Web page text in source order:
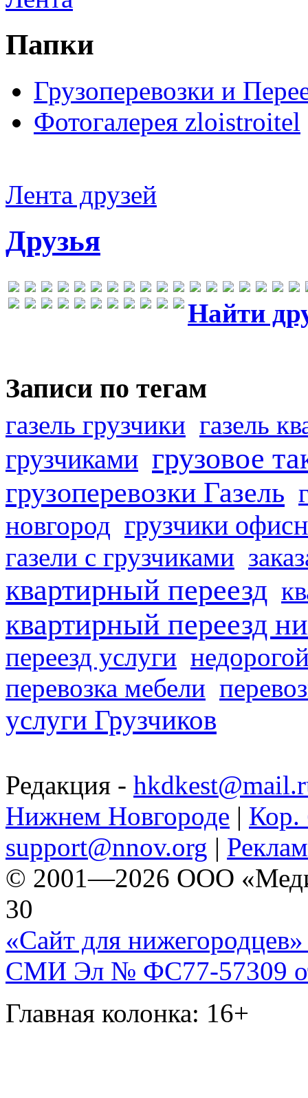
Папки
Грузоперевозки и
Фотогалерея zloistroitel
Лента друзей
Друзья
Найти
Записи по тегам
газель грузчики газель
грузчиками грузовое
грузоперевозки Газель
новгород грузчики
газели с грузчиками
квартирный переезд
квартирный переезд
переезд услуги
перевозка мебели
услуги Грузчиков
Редакция -
Нижнем Новгороде | Кор.
support@nnov.org |
© 2001—2026 ООО
30
«Сайт для нижегородцев»
СМИ Эл № ФС77-57309
Главная колонка: 16+